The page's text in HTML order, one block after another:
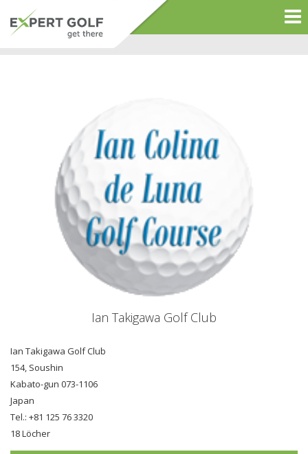
Ian Takigawa Golf Club
Ian Takigawa Golf Club
154, Soushin
Kabato-gun 073-1106
Japan
Tel.: +81 125 76 3320
18 Löcher